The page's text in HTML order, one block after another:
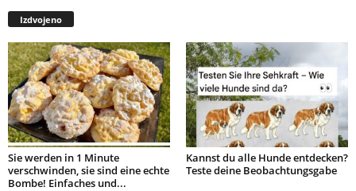
Izdvojeno
Sie werden in 1 Minute
verschwinden, sie sind eine echte
Bombe! Einfaches und...
Kannst du alle Hunde entdecken?
Teste deine Beobachtungsgabe